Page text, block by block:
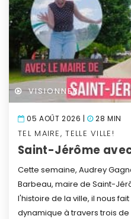
VISIONNER
05 AOÛT 2026 | 28 MIN
TEL MAIRE, TELLE VILLE!
Saint-Jérôme
Cette semaine, Audrey
Barbeau, maire de Saint-
l'histoire de la ville, il nous
dynamique à travers trois